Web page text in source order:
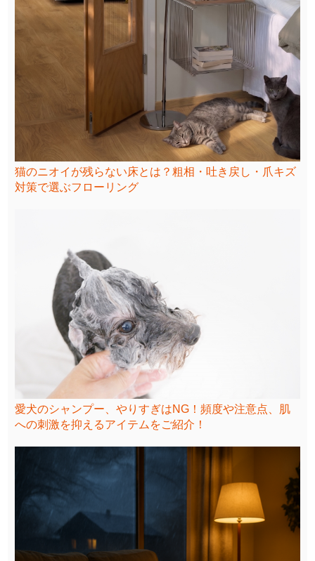
猫のニオイが残らない床とは？粗相・吐き戻し・爪キズ
対策で選ぶフローリング
愛犬のシャンプー、やりすぎはNG！頻度や注意点、肌
への刺激を抑えるアイテムをご紹介！